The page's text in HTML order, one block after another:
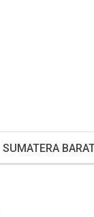
SUMATERA